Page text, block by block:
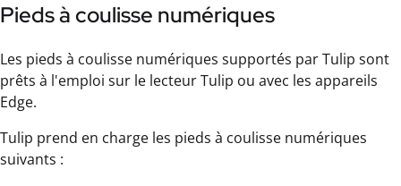
Pieds à coulisse numériques
Les pieds à coulisse numériques supportés par Tulip sont
prêts à l'emploi sur le lecteur Tulip ou avec les appareils
Edge.
Tulip prend en charge les pieds à coulisse numériques
suivants :